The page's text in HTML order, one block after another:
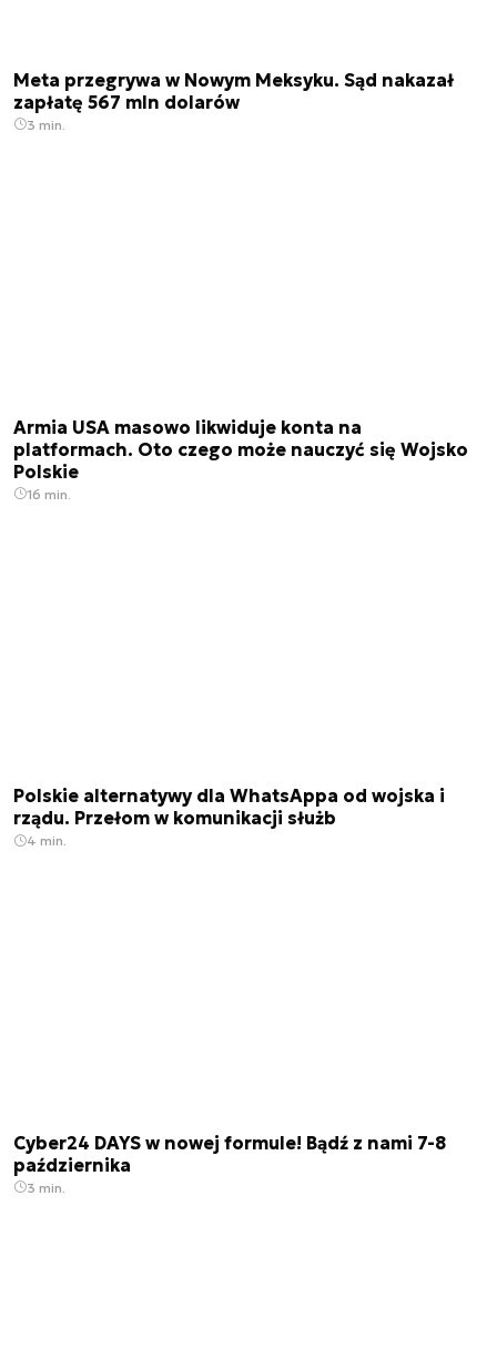
Meta przegrywa w Nowym Meksyku. Sąd nakazał
zapłatę 567 mln dolarów
3 min.
Armia USA masowo likwiduje konta na
platformach. Oto czego może nauczyć się Wojsko
Polskie
16 min.
Polskie alternatywy dla WhatsAppa od wojska i
rządu. Przełom w komunikacji służb
4 min.
Cyber24 DAYS w nowej formule! Bądź z nami 7-8
października
3 min.